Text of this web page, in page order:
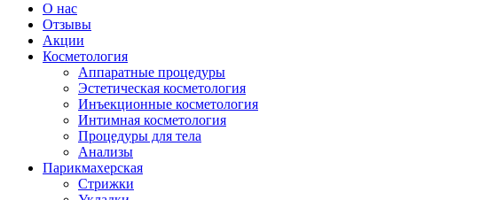
О нас
Отзывы
Акции
Косметология
Аппаратные процедуры
Эстетическая косметология
Инъекционные косметология
Интимная косметология
Процедуры для тела
Анализы
Парикмахерская
Стрижки